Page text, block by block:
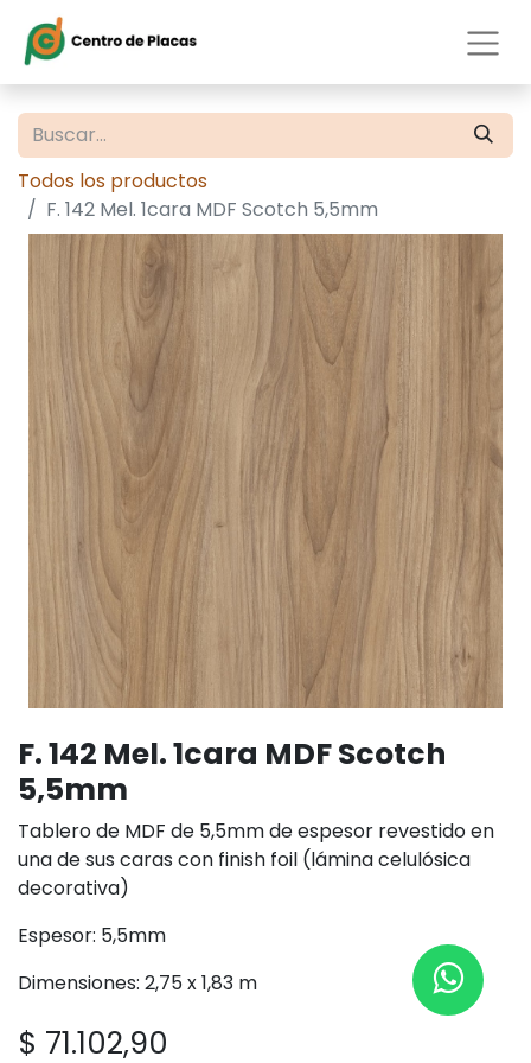
Todos los productos
F. 142 Mel. 1cara MDF Scotch 5,5mm
F. 142 Mel. 1cara MDF Scotch
5,5mm
Tablero de MDF de 5,5mm de espesor revestido en
una de sus caras con finish foil (lámina celulósica
decorativa)
Espesor: 5,5mm
Dimensiones: 2,75 x 1,83 m
$ 71.102,90